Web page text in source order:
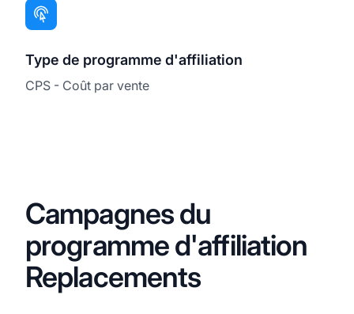
Type de programme d'affiliation
CPS - Coût par vente
Campagnes du
programme d'affiliation
Replacements